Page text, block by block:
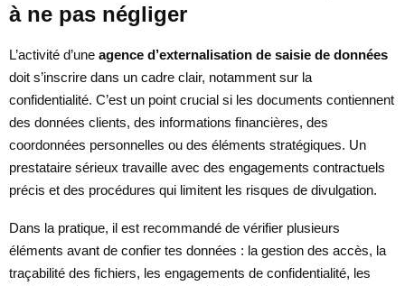
à ne pas négliger
L’activité d’une agence d’externalisation de saisie de données
doit s’inscrire dans un cadre clair, notamment sur la
confidentialité. C’est un point crucial si les documents contiennent
des données clients, des informations financières, des
coordonnées personnelles ou des éléments stratégiques. Un
prestataire sérieux travaille avec des engagements contractuels
précis et des procédures qui limitent les risques de divulgation.
Dans la pratique, il est recommandé de vérifier plusieurs
éléments avant de confier tes données : la gestion des accès, la
traçabilité des fichiers, les engagements de confidentialité, les